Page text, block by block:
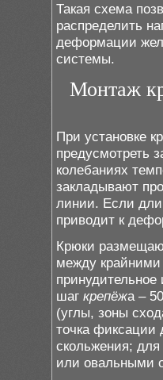
Такая схема
распределить
деформации
системы.
Монтаж
При установке
предусмотреть
колебаниях
закладывают
линии. Если
приводит к
Крюки
между крайними
шаг крепёжа –
(углы, зоны
точка фиксации
скольжения;
или овальными